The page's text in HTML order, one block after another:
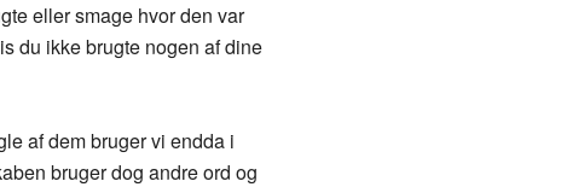
eller smage hvor den var
du ikke brugte nogen af dine
af dem bruger vi endda i
bruger dog andre ord og